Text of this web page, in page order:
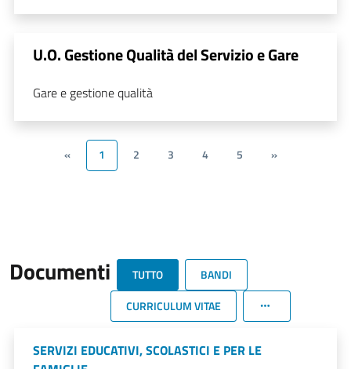
U.O. Gestione Qualità del Servizio e Gare
Gare e gestione qualità
« 1 2 3 4 5 »
Documenti TUTTO
BANDI
CURRICULUM VITAE
SERVIZI EDUCATIVI, SCOLASTICI E PER LE